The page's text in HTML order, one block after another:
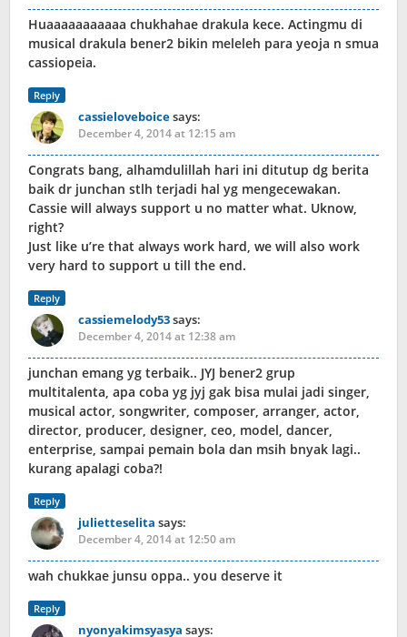
Huaaaaaaaaaaa chukhahae drakula kece. Actingmu di
musical drakula bener2 bikin meleleh para yeoja n smua
cassiopeia.
Reply
cassieloveboicesays:
December 4, 2014 at 12:15 am
Congrats bang, alhamdulillah hari ini ditutup dg berita
baik dr junchan stlh terjadi hal yg mengecewakan.
Cassie will always support u no matter what. Uknow,
right?
Just like u’re that always work hard, we will also work
very hard to support u till the end.
Reply
cassiemelody53says:
December 4, 2014 at 12:38 am
junchan emang yg terbaik.. JYJ bener2 grup
multitalenta, apa coba yg jyj gak bisa mulai jadi singer,
musical actor, songwriter, composer, arranger, actor,
director, producer, designer, ceo, model, dancer,
enterprise, sampai pemain bola dan msih bnyak lagi..
kurang apalagi coba?!
Reply
julietteselita says:
December 4, 2014 at 12:50 am
wah chukkae junsu oppa.. you deserve it
Reply
nyonyakimsyasya says: